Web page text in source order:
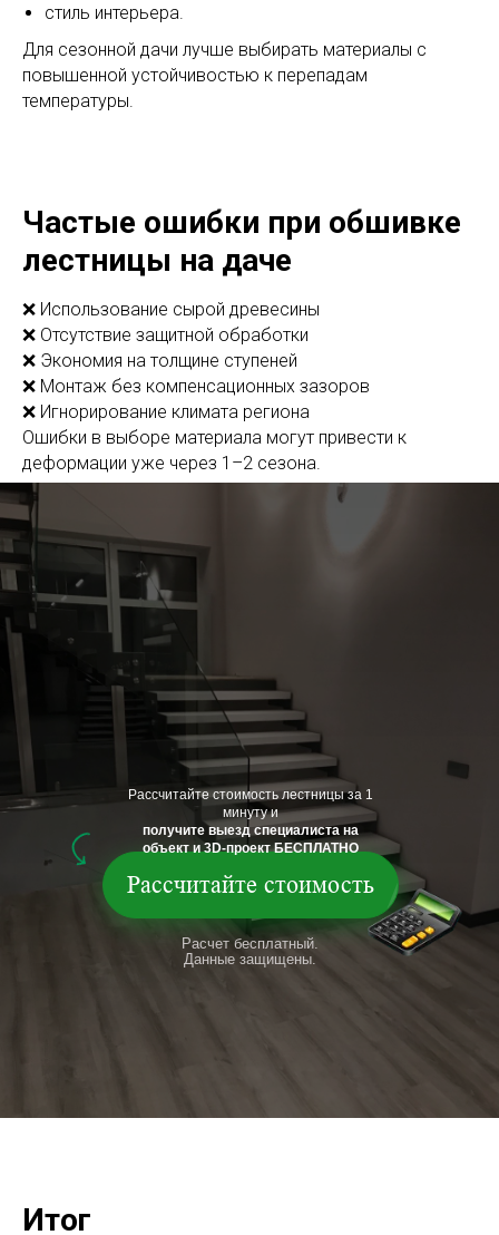
стиль интерьера.
Для сезонной дачи лучше выбирать материалы с
повышенной устойчивостью к перепадам
температуры.
Частые ошибки при обшивке
лестницы на даче
❌ Использование сырой древесины
❌ Отсутствие защитной обработки
❌ Экономия на толщине ступеней
❌ Монтаж без компенсационных зазоров
❌ Игнорирование климата региона
Ошибки в выборе материала могут привести к
деформации уже через 1–2 сезона.
Рассчитайте стоимость
Расчет бесплатный.
Данные защищены.
Рассчитайте стоимость лестницы за 1
минуту и
получите выезд специалиста на
объект и 3D-проект БЕСПЛАТНО
Итог